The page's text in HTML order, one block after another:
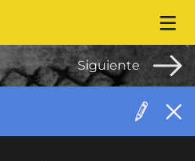
Siguiente